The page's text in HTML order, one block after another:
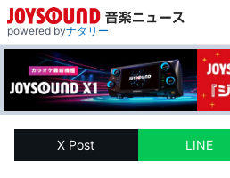
powered byナタリー
X Post LINE